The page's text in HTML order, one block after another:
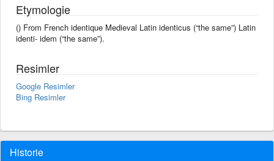
Etymologie
() From French identique Medieval Latin identicus (“the same”) Latin
identi- idem (“the same”).
Resimler
Google Resimler
Bing Resimler
Historie